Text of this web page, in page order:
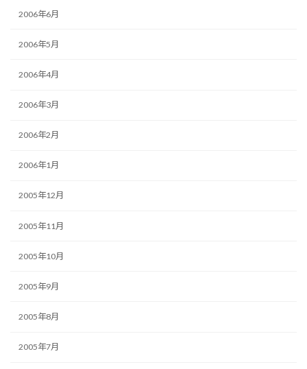
2006年6月
2006年5月
2006年4月
2006年3月
2006年2月
2006年1月
2005年12月
2005年11月
2005年10月
2005年9月
2005年8月
2005年7月